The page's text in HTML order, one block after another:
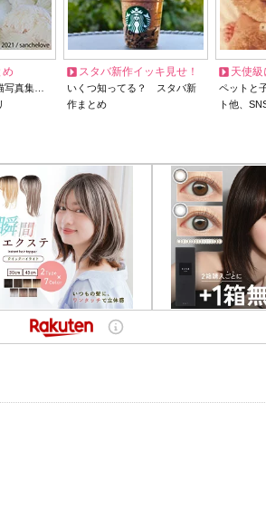
め
写真集…
スタバ新作イッキ見せ！
いくつ知ってる？ スタバ新
作まとめ
天使
ペットと
ト他、